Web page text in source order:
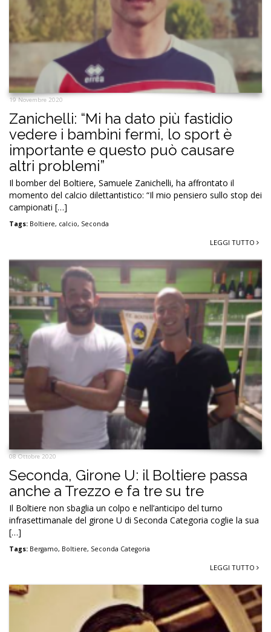
19 Novembre 2020
Zanichelli: “Mi ha dato più fastidio
vedere i bambini fermi, lo sport è
importante e questo può causare
altri problemi”
Il bomber del Boltiere, Samuele Zanichelli, ha affrontato il
momento del calcio dilettantistico: “Il mio pensiero sullo stop dei
campionati […]
Tags: Boltiere, calcio, Seconda
LEGGI TUTTO
08 Ottobre 2020
Seconda, Girone U: il Boltiere passa
anche a Trezzo e fa tre su tre
Il Boltiere non sbaglia un colpo e nell’anticipo del turno
infrasettimanale del girone U di Seconda Categoria coglie la sua
[…]
Tags: Bergamo, Boltiere, Seconda Categoria
LEGGI TUTTO